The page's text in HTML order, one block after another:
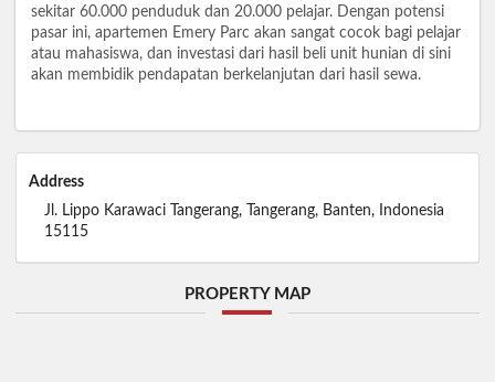
sekitar 60.000 penduduk dan 20.000 pelajar. Dengan potensi
pasar ini, apartemen Emery Parc akan sangat cocok bagi pelajar
atau mahasiswa, dan investasi dari hasil beli unit hunian di sini
akan membidik pendapatan berkelanjutan dari hasil sewa.
Address
Jl. Lippo Karawaci Tangerang, Tangerang, Banten, Indonesia
15115
PROPERTY MAP